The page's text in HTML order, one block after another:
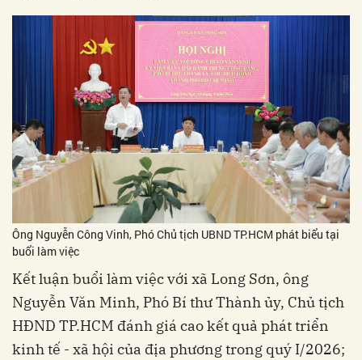
Ông Nguyễn Công Vinh, Phó Chủ tịch UBND TP.HCM phát biểu tại
buổi làm việc
Kết luận buổi làm việc với xã Long Sơn, ông
Nguyễn Văn Minh, Phó Bí thư Thành ủy, Chủ tịch
HĐND TP.HCM đánh giá cao kết quả phát triển
kinh tế - xã hội của địa phương trong quý I/2026;